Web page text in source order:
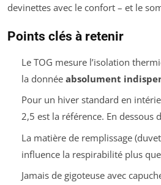
devinettes avec le confort – et le
Points clés à retenir
Le TOG mesure l’isolation
la donnée absolument
Pour un hiver standard en
2,5 est la référence. En dessous
La matière de remplissage
influence la respirabilité plus
Jamais de gigoteuse avec